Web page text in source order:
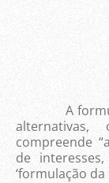
A
compreende
de
‘formulação da